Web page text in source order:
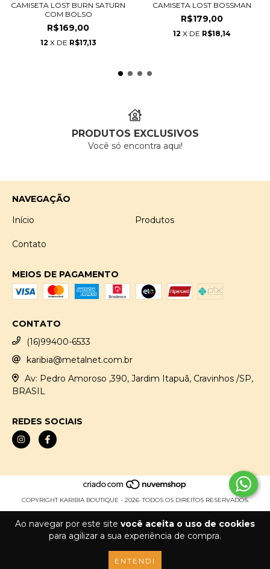
Ao navegar por este site você aceita o uso de cookies
para agilizar a sua experiência de compra.
ENTENDI
CAMISETA LOST BURN SATURN
COM BOLSO
R$169,00
12 X DE R$17,13
CAMISETA LOST BOSSMAN
R$179,00
12 X DE R$18,14
PRODUTOS EXCLUSIVOS
Você só encontra aqui!
NAVEGAÇÃO
Início
Produtos
Contato
MEIOS DE PAGAMENTO
CONTATO
(16)99400-6533
karibia@metalnet.com.br
Av: Pedro Amoroso ,390, Jardim Itapuã, Cravinhos /SP,
BRASIL
REDES SOCIAIS
COPYRIGHT KARIBIA BOUTIQUE - 2026. TODOS OS DIREITOS RESERVADOS.